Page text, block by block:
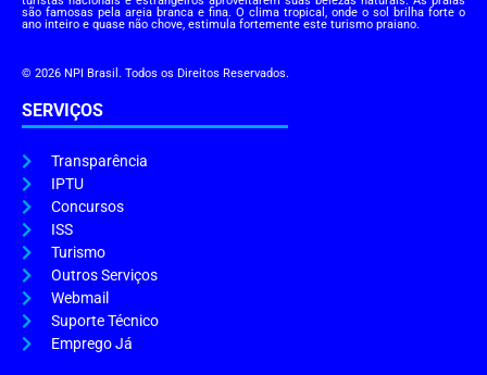
são famosas pela areia branca e fina. O clima tropical, onde o sol brilha forte o
ano inteiro e quase não chove, estimula fortemente este turismo praiano.
© 2026 NPI Brasil. Todos os Direitos Reservados.
SERVIÇOS
Transparência
IPTU
Concursos
ISS
Turismo
Outros Serviços
Webmail
Suporte Técnico
Emprego Já